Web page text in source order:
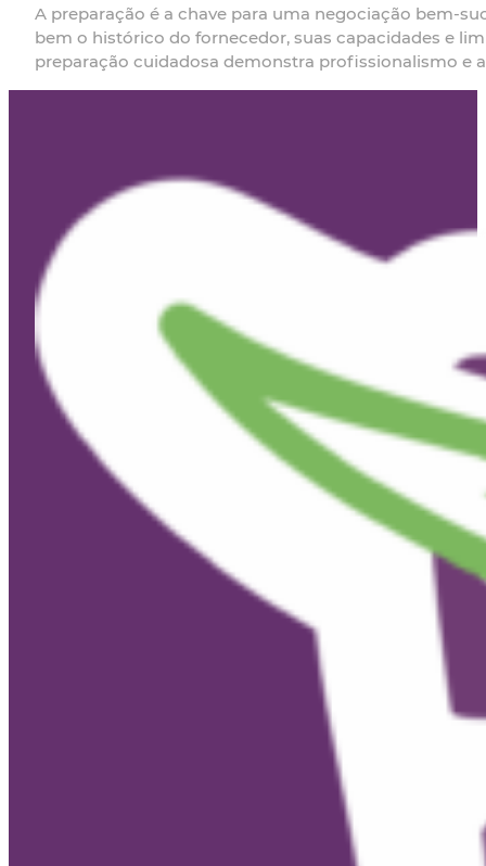
A preparação é a chave para uma negociação bem-
bem o histórico do fornecedor, suas capacidades e
preparação cuidadosa demonstra profissionalismo e